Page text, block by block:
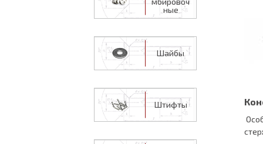
ные
Шайбы
Штифты